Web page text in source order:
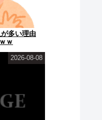
が多い理由
ｗ
2026-08-08